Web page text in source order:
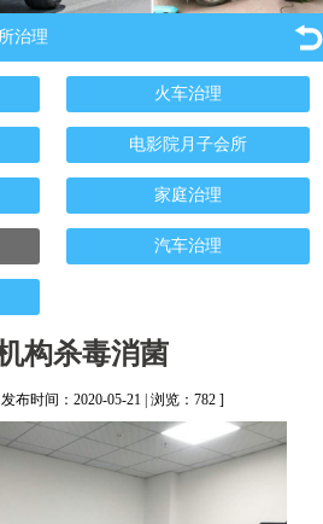
治理
火车治理
电影院月子会所
家庭治理
汽车治理
构杀毒消菌
布时间：2020-05-21 | 浏览：782 ]